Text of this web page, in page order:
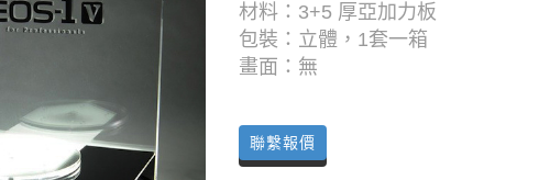
材料：3+5 厚亞加力板
包裝：立體，1套一箱
畫面：無
聯繫報價